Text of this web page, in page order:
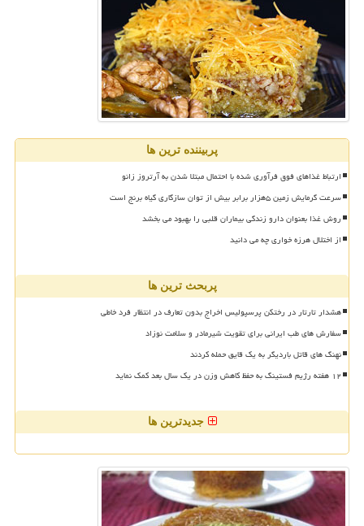
پربیننده ترین ها
ارتباط غذاهای فوق فرآوری شده با احتمال مبتلا شدن به آرتروز زانو
سرعت گرمایش زمین ۵هزار برابر بیش از توان سازگاری گیاه برنج است
روش غذا بعنوان دارو زندگی بیماران قلبی را بهبود می بخشد
از اختلال هرزه خواری چه می دانید
پربحث ترین ها
هشدار تارتار در رختکن پرسپولیس اخراج بدون تعارف در انتظار فرد خاطی
سفارش های طب ایرانی برای تقویت شیرمادر و سلامت نوزاد
نهنگ های قاتل باردیگر به یک قایق حمله کردند
۱۲ هفته رژیم فستینگ به حفظ کاهش وزن در یک سال بعد کمک نماید
جدیدترین ها